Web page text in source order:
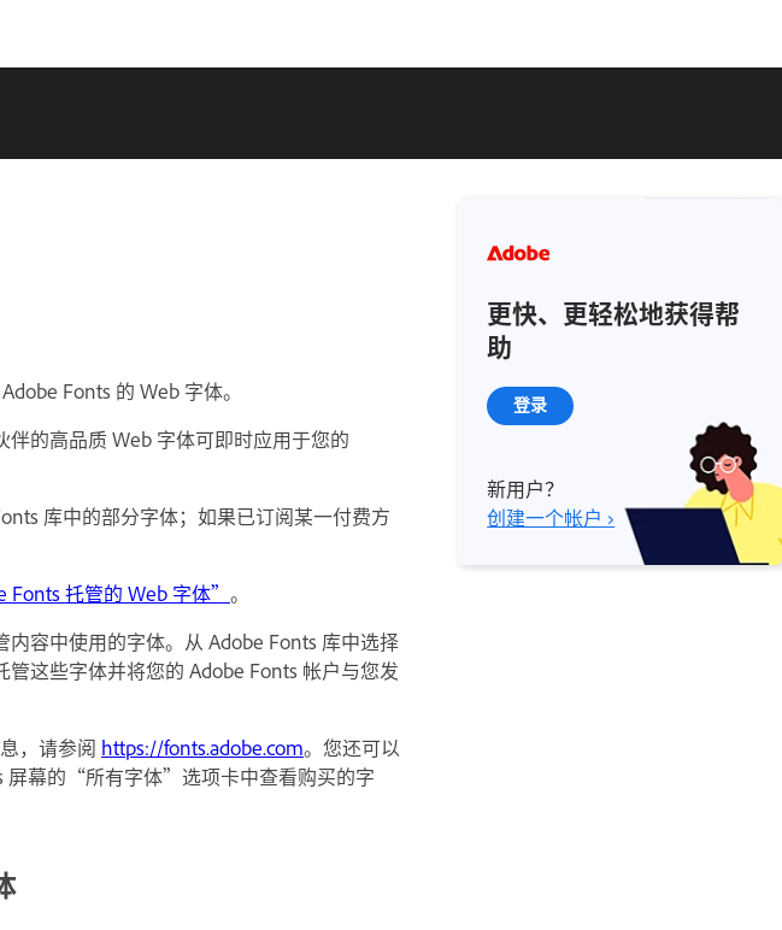
Fonts 的 Web 字体。
的高品质 Web 字体可即时应用于您的
库中的部分字体；如果已订阅某一付费方
Fonts 托管的 Web 字体” 。
容中使用的字体。从 Adobe Fonts 库中选择
这些字体并将您的 Adobe Fonts 帐户与您发
，请参阅 https://fonts.adobe.com。您还可以
屏幕的“所有字体”选项卡中查看购买的字
更快、更轻松地获得帮
助
登录
新用户？
创建一个帐户 ›